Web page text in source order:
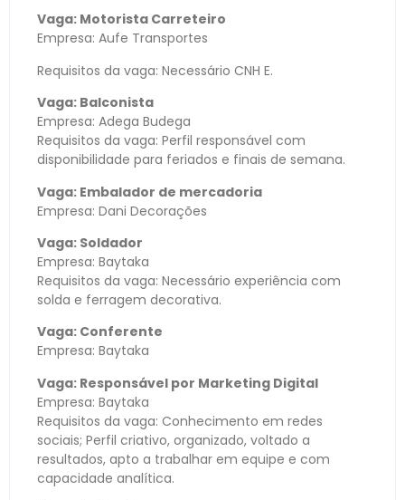
Vaga: Motorista Carreteiro
Empresa: Aufe Transportes
Requisitos da vaga: Necessário CNH E.
Vaga: Balconista
Empresa: Adega Budega
Requisitos da vaga: Perfil responsável com
disponibilidade para feriados e finais de semana.
Vaga: Embalador de mercadoria
Empresa: Dani Decorações
Vaga: Soldador
Empresa: Baytaka
Requisitos da vaga: Necessário experiência com
solda e ferragem decorativa.
Vaga: Conferente
Empresa: Baytaka
Vaga: Responsável por Marketing Digital
Empresa: Baytaka
Requisitos da vaga: Conhecimento em redes
sociais; Perfil criativo, organizado, voltado a
resultados, apto a trabalhar em equipe e com
capacidade analítica.